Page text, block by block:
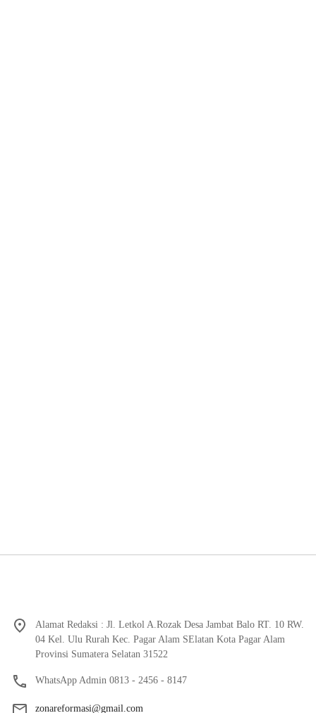
Alamat Redaksi : Jl. Letkol A.Rozak Desa Jambat Balo RT. 10 RW.
04 Kel. Ulu Rurah Kec. Pagar Alam SElatan Kota Pagar Alam
Provinsi Sumatera Selatan 31522
WhatsApp Admin 0813 - 2456 - 8147
zonareformasi@gmail.com